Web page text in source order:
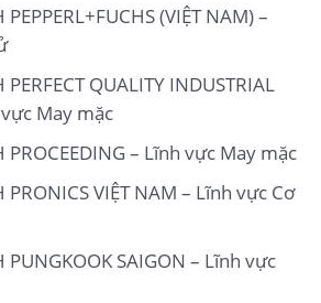
(VIỆT NAM) –
QUALITY INDUSTRIAL
May mặc
PROCEEDING – Lĩnh vực May mặc
PRONICS VIỆT NAM – Lĩnh vực Cơ
PUNGKOOK SAIGON – Lĩnh vực